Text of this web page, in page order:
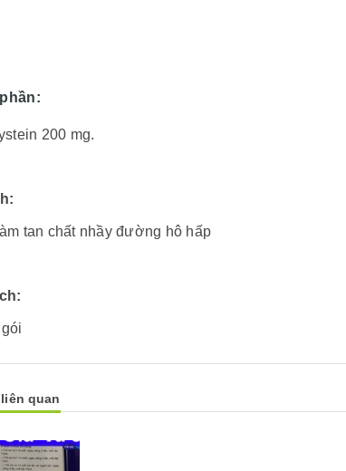
200 mg.
tan chất nhầy đường hô hấp
quan